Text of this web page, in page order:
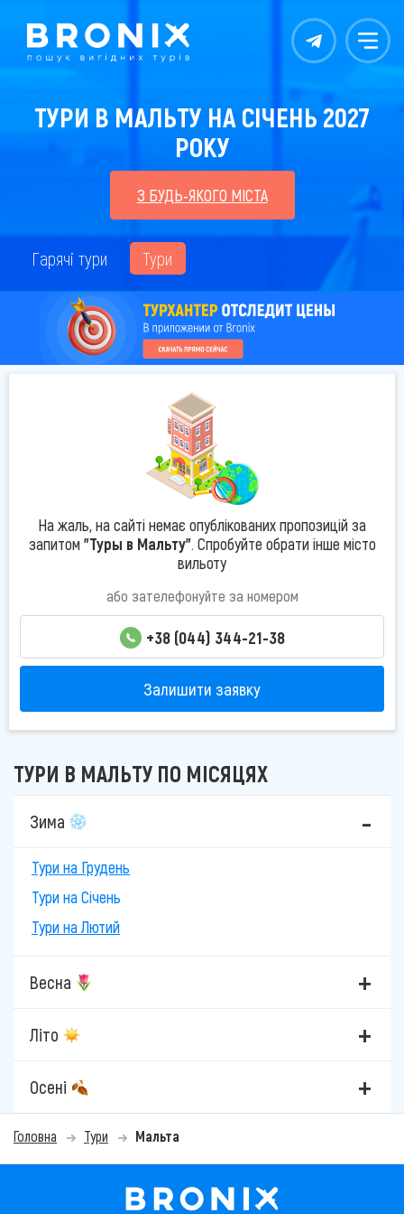
Контакты Меню
ТУРИ В МАЛЬТУ НА СІЧЕНЬ 2027
РОКУ
З БУДЬ-ЯКОГО МІСТА
Гарячі тури Тури
На жаль, на сайті немає опублікованих пропозицій за
запитом "Туры в Мальту". Спробуйте обрати інше місто
вильоту
або зателефонуйте за номером
+38 (044) 344-21-38
Залишити заявку
ТУРИ В МАЛЬТУ ПО МІСЯЦЯХ
Зима
Тури на Грудень
Тури на Січень
Тури на Лютий
Весна
Літо
Осені
Головна Тури Мальта